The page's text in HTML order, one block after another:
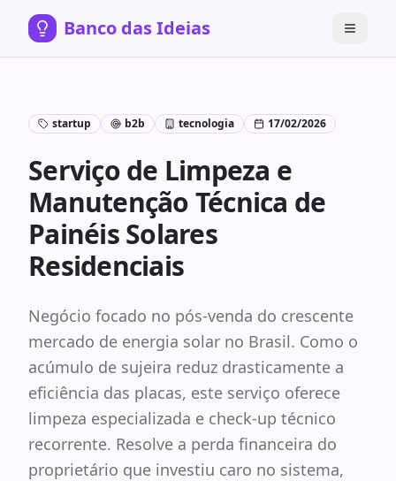
Banco das Ideias
startup b2b tecnologia 17/02/2026
Serviço de Limpeza e
Manutenção Técnica de
Painéis Solares
Residenciais
Negócio focado no pós-venda do crescente
mercado de energia solar no Brasil. Como o
acúmulo de sujeira reduz drasticamente a
eficiência das placas, este serviço oferece
limpeza especializada e check-up técnico
recorrente. Resolve a perda financeira do
proprietário que investiu caro no sistema,